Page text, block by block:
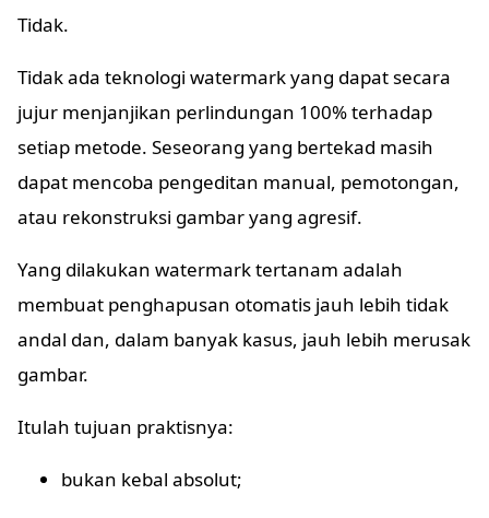
Tidak.
Tidak ada teknologi watermark yang dapat secara
jujur menjanjikan perlindungan 100% terhadap
setiap metode. Seseorang yang bertekad masih
dapat mencoba pengeditan manual, pemotongan,
atau rekonstruksi gambar yang agresif.
Yang dilakukan watermark tertanam adalah
membuat penghapusan otomatis jauh lebih tidak
andal dan, dalam banyak kasus, jauh lebih merusak
gambar.
Itulah tujuan praktisnya:
bukan kebal absolut;